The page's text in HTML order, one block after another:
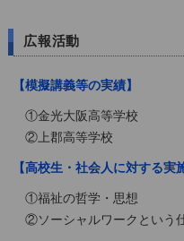
広報活動
【模擬講義等の実績】
①金光大阪高等学校
②上郡高等学校
【高校生・社会人に対する実
①福祉の哲学・思想
②ソーシャルワークという